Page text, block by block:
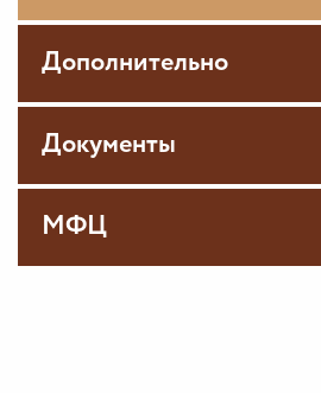
Дополнительно
Документы
МФЦ